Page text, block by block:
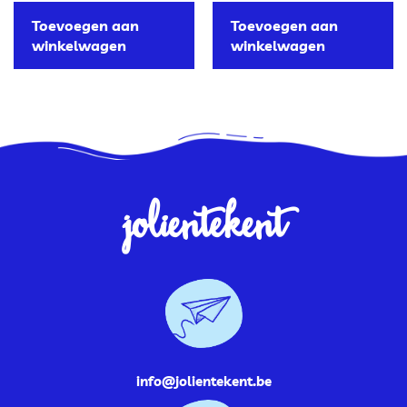
Toevoegen aan
winkelwagen
Toevoegen aan
winkelwagen
jolientekent
info@jolientekent.be